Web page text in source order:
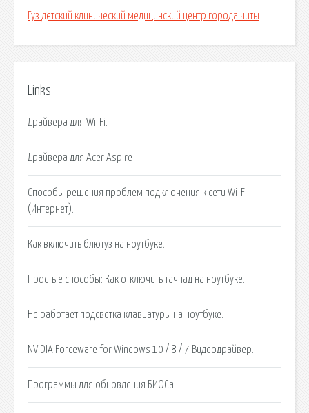
Гуз детский клинический медицинский центр города читы
Links
Драйвера для Wi-Fi.
Драйвера для Acer Aspire
Способы решения проблем подключения к сети Wi-Fi
(Интернет).
Как включить блютуз на ноутбуке.
Простые способы: Как отключить тачпад на ноутбуке.
Не работает подсветка клавиатуры на ноутбуке.
NVIDIA Forceware for Windows 10 / 8 / 7 Видеодрайвер.
Программы для обновления БИОСа.